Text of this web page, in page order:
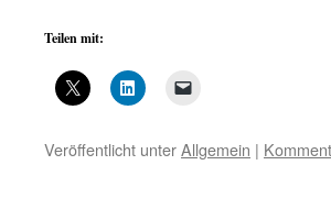
Teilen mit:
Veröffentlicht unterAllgemein |